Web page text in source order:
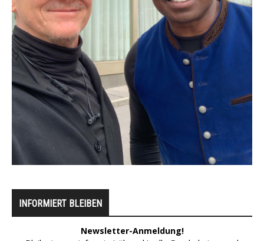
INFORMIERT BLEIBEN
Newsletter-Anmeldung!